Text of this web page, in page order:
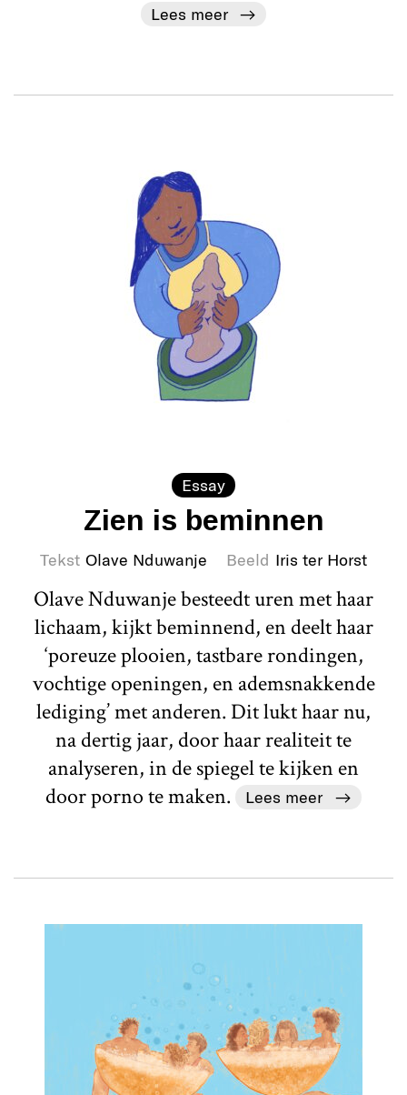
Lees meer
Essay
Zien is beminnen
Tekst Olave Nduwanje Beeld Iris ter Horst
Olave Nduwanje besteedt uren met haar
lichaam, kijkt beminnend, en deelt haar
‘poreuze plooien, tastbare rondingen,
vochtige openingen, en ademsnakkende
lediging’ met anderen. Dit lukt haar nu,
na dertig jaar, door haar realiteit te
analyseren, in de spiegel te kijken en
door porno te maken.
Lees meer